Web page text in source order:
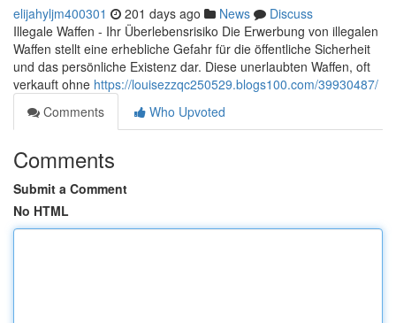
elijahyljm400301 201 days ago News
Discuss
Illegale Waffen - Ihr Überlebensrisiko Die Erwerbung von illegalen
Waffen stellt eine erhebliche Gefahr für die öffentliche Sicherheit
und das persönliche Existenz dar. Diese unerlaubten Waffen, oft
verkauft ohne https://louisezzqc250529.blogs100.com/39930487/
Comments
Who Upvoted
Comments
Submit a Comment
No HTML